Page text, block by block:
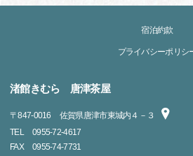
宿泊約款
プライバシーポリシ
渚館きむら 唐津茶屋
〒847-0016
佐賀県唐津市東城内４－３
TEL
0955-72-4617
FAX
0955-74-7731